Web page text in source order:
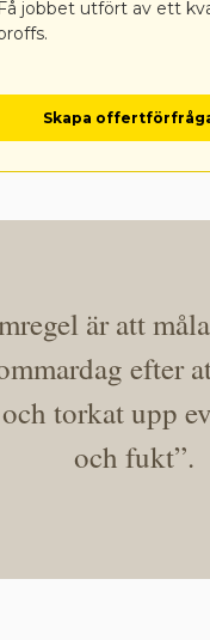
Få jobbet utfört av ett
Skapa
är att
efter
torkat upp
och fukt”.